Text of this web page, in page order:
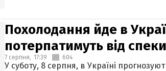
Похолодання йде в
потерпатимуть від
7 серпня, 17:39 604
У суботу, 8 серпня, в Україні